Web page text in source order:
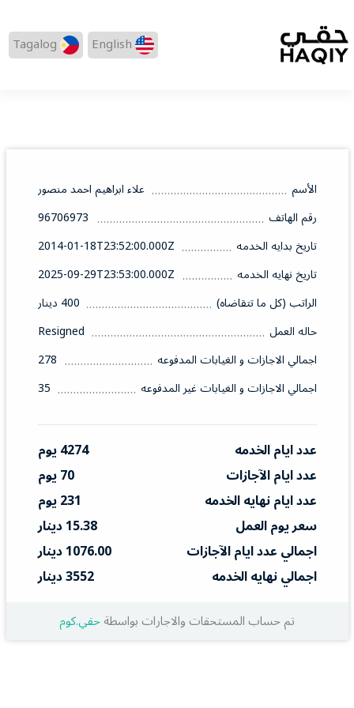
English
Tagalog
الأسم
علاء ابراهيم احمد منصور
رقم الهاتف
96706973
تاريخ بدايه الخدمه
2014-01-18T23:52:00.000Z
تاريخ نهايه الخدمه
2025-09-29T23:53:00.000Z
الراتب (كل ما تتقاضاه)
400 دينار
حاله العمل
Resigned
اجمالي الاجازات و الغيابات المدفوعه
278
اجمالي الاجازات و الغيابات غير المدفوعه
35
عدد ايام الخدمه
4274 يوم
عدد ايام الآجازات
70 يوم
عدد ايام نهايه الخدمه
231 يوم
سعر يوم العمل
15.38 دينار
اجمالي عدد ايام الآجازات
1076.00 دينار
اجمالي نهايه الخدمه
3552 دينار
تم حساب المستحقات والاجارات بواسطةحقي.كوم